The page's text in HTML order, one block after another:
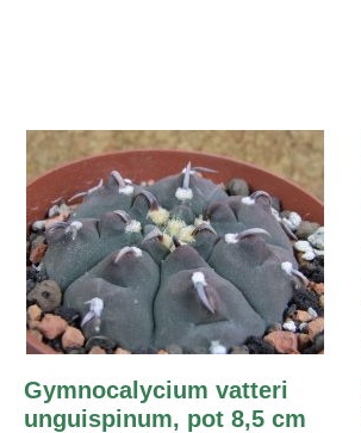
Gymnocalycium vatteri
unguispinum, pot 8,5 cm